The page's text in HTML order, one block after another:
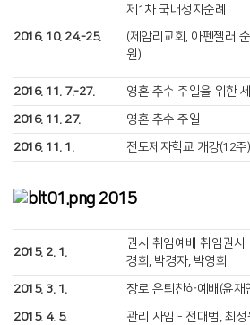
2016. 10. 24.-25.
제1차 국내성지순례
(제암리교회, 아펜젤러
원).
2016. 11. 7.-27.
영혼 추수 주일을 위한
2016. 11. 27.
영혼 추수 주일
2016. 11. 1.
전도제자학교 개강(12주).
2015
2015. 2. 1.
권사 취임예배 취임권사
경희, 박경자, 박영희
2015. 3. 1.
장로 은퇴찬하예배(윤재
2015. 4. 5.
관리 사임 - 전대범, 최정